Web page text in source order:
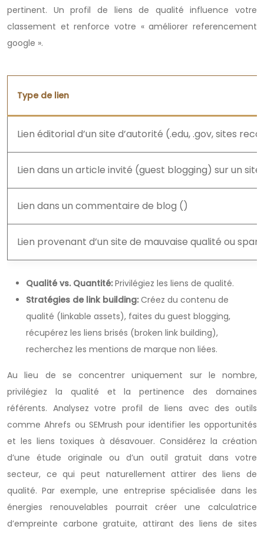
pertinent. Un profil de liens de qualité influence votre
classement et renforce votre « améliorer referencement
google ».
Type de lien
Lien éditorial d’un site d’autorité (.edu, .gov, sites
Lien dans un article invité (guest blogging) sur un
Lien dans un commentaire de blog ()
Lien provenant d’un site de mauvaise qualité ou spam
Qualité vs. Quantité: Privilégiez les liens de qualité.
Stratégies de link building: Créez du contenu de
qualité (linkable assets), faites du guest blogging,
récupérez les liens brisés (broken link building),
recherchez les mentions de marque non liées.
Au lieu de se concentrer uniquement sur le nombre,
privilégiez la qualité et la pertinence des domaines
référents. Analysez votre profil de liens avec des outils
comme Ahrefs ou SEMrush pour identifier les opportunités
et les liens toxiques à désavouer. Considérez la création
d’une étude originale ou d’un outil gratuit dans votre
secteur, ce qui peut naturellement attirer des liens de
qualité. Par exemple, une entreprise spécialisée dans les
énergies renouvelables pourrait créer une calculatrice
d’empreinte carbone gratuite, attirant des liens de sites